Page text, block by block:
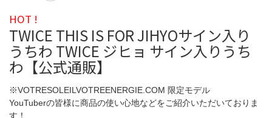
HOT !
TWICE THIS IS FOR JIHYOサイン入り
うちわ TWICE ジヒョ サイン入りうち
わ【公式通販】
※VOTRESOLEILVOTREENERGIE.COM 限定モデル
YouTuberの皆様に商品の使い心地などをご紹介いただいておりま
す！